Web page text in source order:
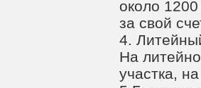
около
за свой
4.
На
участка,